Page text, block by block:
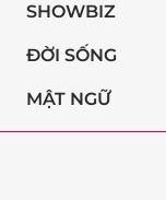
SHOWBIZ
ĐỜI SỐNG
MẬT NGỮ